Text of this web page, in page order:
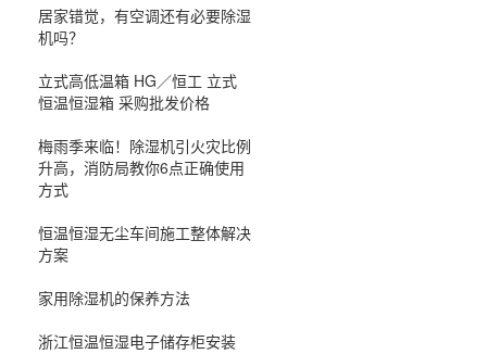
居家错觉，有空调还有必要除湿
机吗？
立式高低温箱 HG／恒工 立式
恒温恒湿箱 采购批发价格
梅雨季来临！除湿机引火灾比例
升高，消防局教你6点正确使用
方式
恒温恒湿无尘车间施工整体解决
方案
家用除湿机的保养方法
浙江恒温恒湿电子储存柜安装